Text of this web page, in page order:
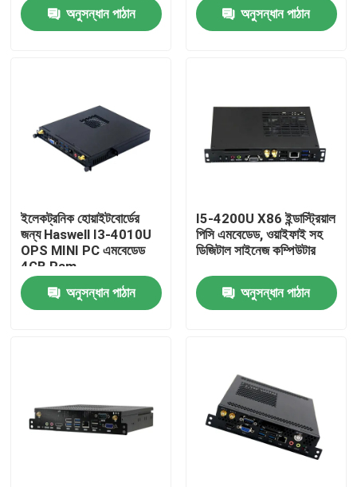
বাড়ি
আমাদের সম্পর্কে
কারখানা ভ্রমণ
মান নিয়ন্ত্রণ
আমাদের সাথে যোগাযোগ করুন
শিল্প প্যানেল পিসি
180 * 120 * 30 মিমি টাইপ
সি সমর্থন 4 কে ডিসপ্লে সহ
অনুসন্ধান পাঠান
অনুসন্ধান পাঠান
ইলেকট্রনিক হোয়াইটবোর্ডের
জন্য Haswell I3-4010U
OPS MINI PC এমবেডেড
4GB Ram
অনুসন্ধান পাঠান
I5-4200U X86 ইন্ডাস্ট্রিয়াল
পিসি এমবেডেড, ওয়াইফাই সহ
ডিজিটাল সাইনেজ কম্পিউটার
অনুসন্ধান পাঠান